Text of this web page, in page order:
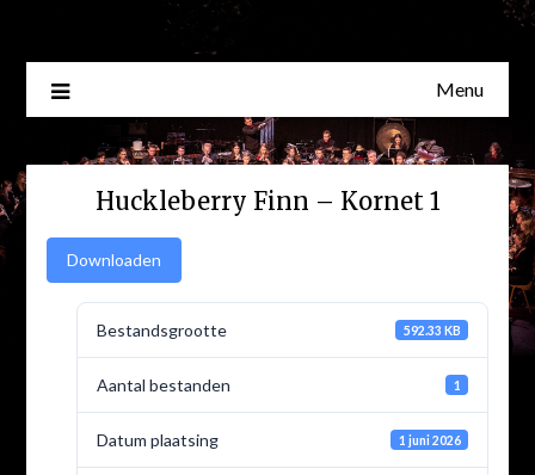
Menu
Huckleberry Finn – Kornet 1
Downloaden
Bestandsgrootte 592.33 KB
Aantal bestanden 1
Datum plaatsing 1 juni 2026